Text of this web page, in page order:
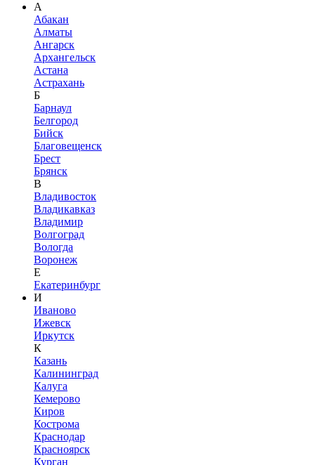
А
Абакан
Алматы
Ангарск
Архангельск
Астана
Астрахань
Б
Барнаул
Белгород
Бийск
Благовещенск
Брест
Брянск
В
Владивосток
Владикавказ
Владимир
Волгоград
Вологда
Воронеж
Е
Екатеринбург
И
Иваново
Ижевск
Иркутск
К
Казань
Калининград
Калуга
Кемерово
Киров
Кострома
Краснодар
Красноярск
Курган